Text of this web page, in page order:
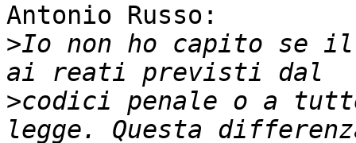
Antonio Russo:
>Io non ho capito se
>codici penale o a